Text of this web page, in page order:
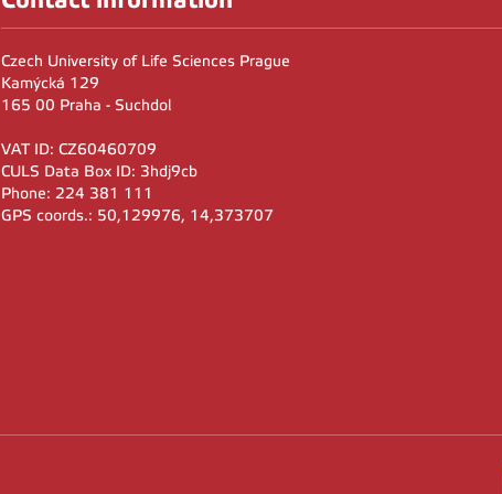
Czech University of Life Sciences Prague
Kamýcká 129
165 00 Praha - Suchdol
VAT ID: CZ60460709
CULS Data Box ID: 3hdj9cb
Phone: 224 381 111
GPS coords.: 50,129976, 14,373707